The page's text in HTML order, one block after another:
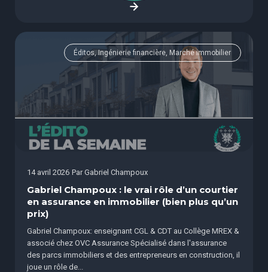
Éditos, Ingénierie financière, Marché immobilier
14 avril 2026 Par Gabriel Champoux
Gabriel Champoux : le vrai rôle d’un courtier
en assurance en immobilier (bien plus qu’un
prix)
Gabriel Champoux: enseignant CGL & CDT au Collège MREX &
associé chez OVC Assurance Spécialisé dans l'assurance
des parcs immobiliers et des entrepreneurs en construction, il
joue un rôle de...